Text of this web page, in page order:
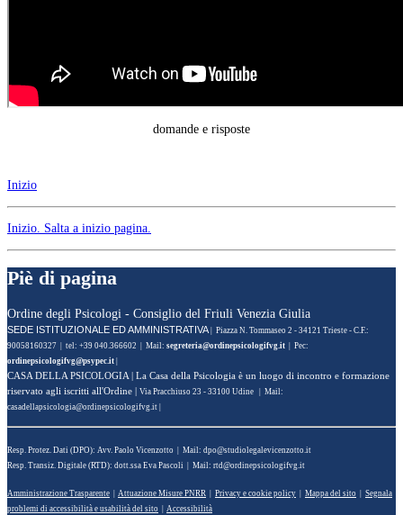
domande e risposte
Inizio
Inizio. Salta a inizio pagina.
Piè di pagina
Ordine degli Psicologi - Consiglio del Friuli Venezia Giulia
SEDE ISTITUZIONALE ED AMMINISTRATIVA
| Piazza N. Tommaseo 2 - 34121 Trieste - C.F.:
90058160327 | tel: +39 040.366602 | Mail:
| Pec:
CASA DELLA PSICOLOGIA | La Casa della Psicologia è un luogo di incontro e formazione
riservato agli iscritti all'Ordine |
Via Pracchiuso 23 - 33100 Udine | Mail:
Resp. Protez. Dati (DPO): Avv. Paolo Vicenzotto | Mail:
Resp. Transiz. Digitale (RTD): dott.ssa Eva Pascoli | Mail:
Amministrazione Trasparente Attuazione Misure PNRR Privacy e cookie policy Mappa del sito
Segnala
problemi di accessibilità e usabilità del sito
Accessibilità